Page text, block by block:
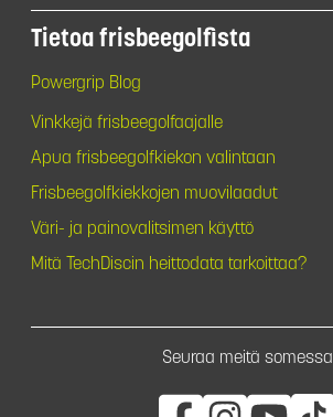
Tietoa frisbeegolfista
Powergrip Blog
Vinkkejä frisbeegolfaajalle
Apua frisbeegolfkiekon valintaan
Frisbeegolfkiekkojen muovilaadut
Väri- ja painovalitsimen käyttö
Mitä TechDiscin heittodata tarkoittaa?
Seuraa meitä somessa